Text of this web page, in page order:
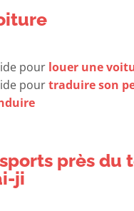
pour louer une
pourtraduire son
près du
ji